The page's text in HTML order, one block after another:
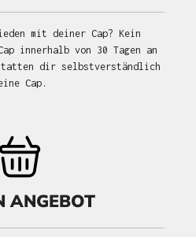
mit deiner Cap? Kein
innerhalb von 30 Tagen an
dir selbstverständlich
Cap.
ANGEBOT